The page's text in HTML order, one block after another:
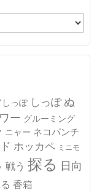
っぽ しっぽ ぬ
ー グルーミング
ニャー ネコパンチ
ホッカペ ミニモ
戦う 探る 日向
香箱